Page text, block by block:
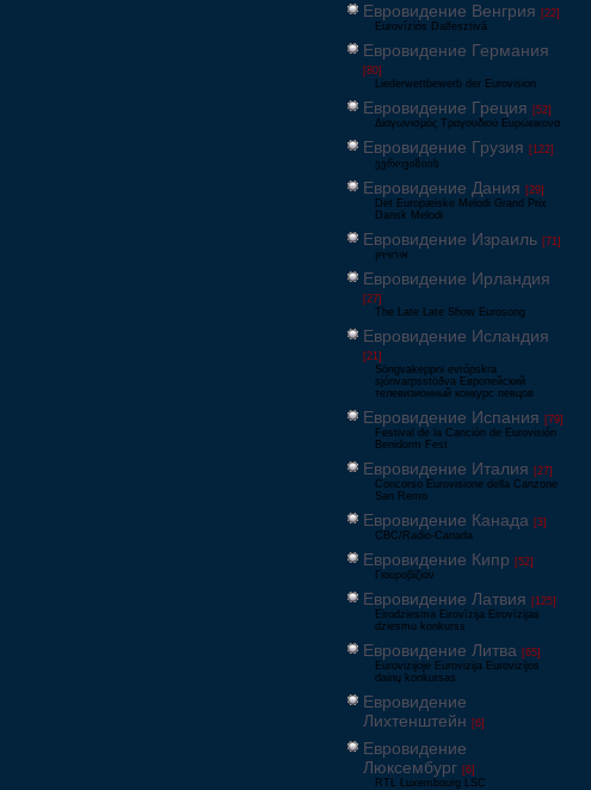
Евровидение Венгрия [22]
Eurovíziós Dalfesztivá
Евровидение Германия
[80]
Liederwettbewerb der Eurovision
Евровидение Греция [52]
Διαγωνισμός Τραγουδιού Ευρώεικονα
Евровидение Грузия [122]
ევროვიზიის
Евровидение Дания [29]
Det Europæiske Melodi Grand Prix
Dansk Melodi
Евровидение Израиль [71]
‏אירוויזיון
Евровидение Ирландия
[27]
The Late Late Show Eurosong
Евровидение Исландия
[21]
Söngvakeppni evrópskra
sjónvarpsstöðva Европейский
телевизионный конкурс певцов
Евровидение Испания [79]
Festival de la Canción de Eurovisión
Benidorm Fest
Евровидение Италия [27]
Concorso Eurovisione della Canzone
San Remo
Евровидение Канада [3]
CBC/Radio-Canada
Евровидение Кипр [52]
Γιουροβίζιον
Евровидение Латвия [125]
Eirodziesma Eirovīzija Eirovīzijas
dziesmu konkurss
Евровидение Литва [65]
Eurovizijoje Eurovizija Eurovizijos
dainų konkursas
Евровидение
Лихтенштейн [6]
Евровидение
Люксембург [6]
RTL Luxembourg LSC